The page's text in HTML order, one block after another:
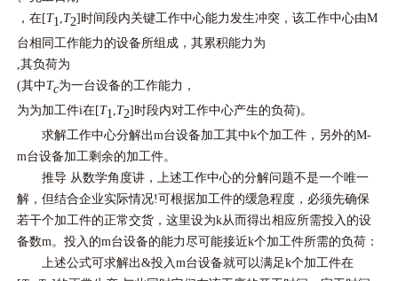
，在[T1,T2]时间段内关键工作中心能力发生冲突，该工作中心由M
台相同工作能力的设备所组成，其累积能力为
,其负荷为
(其中Tc为一台设备的工作能力，
为为加工件i在[T1 T2]时段内对工作中心产生的负荷)。
求解工作中心分解出m台设备加工其中k个加工件，另外的M-
m台设备加工剩余的加工件。
推导 从数学角度讲，上述工作中心的分解问题不是一个唯一
解，但结合企业实际情况!可根据加工件的缓急程度，必须先确保
若干个加工件的正常交货，这里设为k从而得出相应所需投入的设
备数m。投入的m台设备的能力尽可能接近k个加工件所需的负荷：
上述公式可求解出&投入m台设备就可以满足k个加工件在